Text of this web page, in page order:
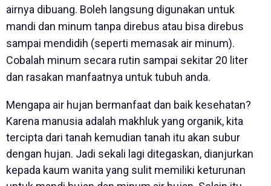
airnya dibuang. Boleh langsung digunakan untuk
mandi dan minum tanpa direbus atau bisa direbus
sampai mendidih (seperti memasak air minum).
Cobalah minum secara rutin sampai sekitar 20 liter
dan rasakan manfaatnya untuk tubuh anda.
Mengapa air hujan bermanfaat dan baik kesehatan?
Karena manusia adalah makhluk yang organik, kita
tercipta dari tanah kemudian tanah itu akan subur
dengan hujan. Jadi sekali lagi ditegaskan, dianjurkan
kepada kaum wanita yang sulit memiliki keturunan